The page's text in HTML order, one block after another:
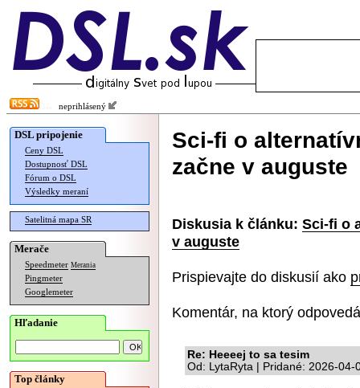
neprihlásený
DSL pripojenie
Ceny DSL
Dostupnosť DSL
Fórum o DSL
Výsledky meraní
Satelitná mapa SR
Merače
Speedmeter Merania
Pingmeter
Googlemeter
Hľadanie
Top články
Sci-fi o
začne v auguste
Diskusia k článku: Sci-fi o
v auguste
Prispievajte do diskusií ako
Komentár, na ktorý
Re: Heeeej to sa tesim
Od: LytaRyta | Pridané: 2026-04-